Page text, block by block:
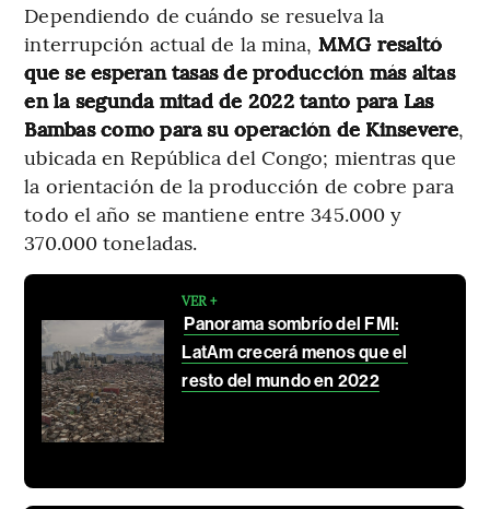
Dependiendo de cuándo se resuelva la
interrupción actual de la mina, MMG resaltó
que se esperan tasas de producción más altas
en la segunda mitad de 2022 tanto para Las
Bambas como para su operación de Kinsevere,
ubicada en República del Congo; mientras que
la orientación de la producción de cobre para
todo el año se mantiene entre 345.000 y
370.000 toneladas.
VER +
Panorama sombrío del FMI:
LatAm crecerá menos que el
resto del mundo en 2022